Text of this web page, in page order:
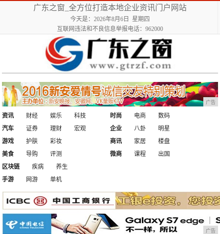
广东之窗_全方位打造本地企业资讯门户网站
今天是：2026年8月6日 星期四
互联网违法和不良信息举报电话：962000
广告
资讯 财经 娱乐
科技
汽车
证券 理财 宏观
时尚 电商
数码
企业
八卦
明星
游戏
护肤
彩妆
美食
导购 评测
商讯 家居
楼盘
微商
课程
出国
区块链
疾病
养生
手游
网游 单机
广告